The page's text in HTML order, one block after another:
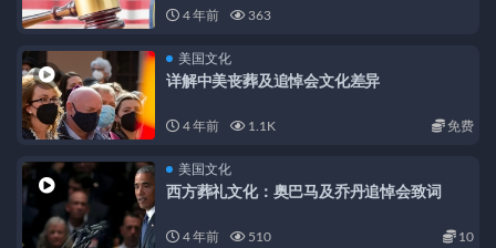
4 年前 363
美国文化
详解中美丧葬及追悼会文化差异
4 年前 1.1K 免费
美国文化
西方葬礼文化：奥巴马及乔丹追悼会致词
4 年前 510 10